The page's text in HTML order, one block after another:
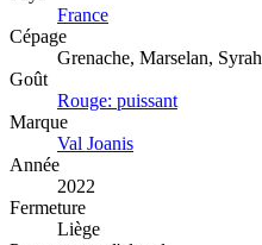
France
Cépage
Grenache, Marselan, Syrah
Goût
Rouge: puissant
Marque
Val Joanis
Année
2022
Fermeture
Liège